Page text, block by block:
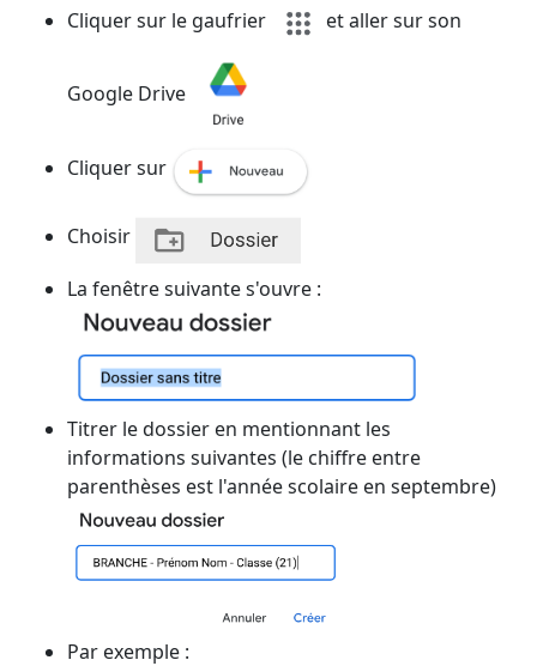
Cliquer sur le gaufrier et aller sur son
Google Drive
Cliquer sur
Choisir
La fenêtre suivante s'ouvre :
Titrer le dossier en mentionnant les
informations suivantes (le chiffre entre
parenthèses est l'année scolaire en septembre)
Par exemple :